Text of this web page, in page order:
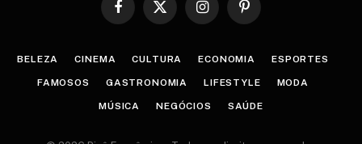
Facebook
X
InstagramPinterest
BELEZA CINEMA CULTURA ECONOMIA ESPORTES
FAMOSOS GASTRONOMIA LIFESTYLE MODA
MÚSICA NEGÓCIOS SAÚDE